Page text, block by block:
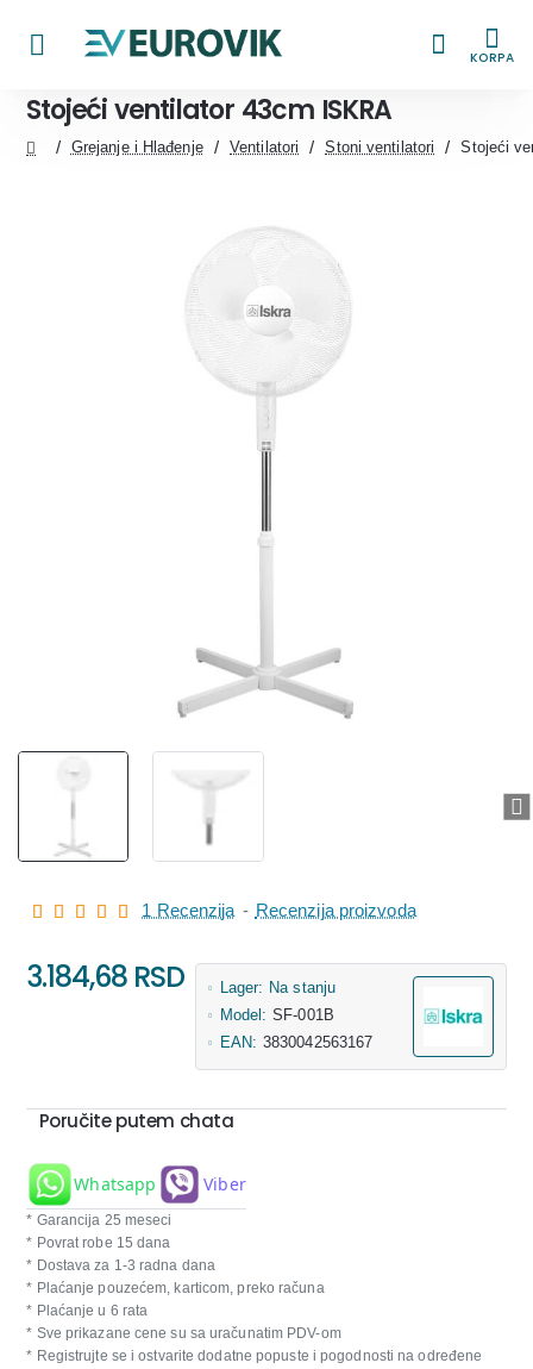
KORPA
Stojeći ventilator 43cm ISKRA
Grejanje i Hlađenje Ventilatori Stoni ventilatori Stojeći
1 Recenzija - Recenzija proizvoda
3.184,68 RSD Lager: Na stanju
Model: SF-001B
EAN: 3830042563167
Poručite putem chata
Whatsapp Viber
* Garancija 25 meseci
* Povrat robe 15 dana
* Dostava za 1-3 radna dana
* Plaćanje pouzećem, karticom, preko računa
* Plaćanje u 6 rata
* Sve prikazane cene su sa uračunatim PDV-om
* Registrujte se i ostvarite dodatne popuste i pogodnosti na određene